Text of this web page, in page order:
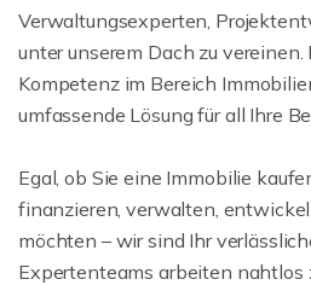
Verwaltungsexperten,
unter unserem Dach zu
Kompetenz im Bereich
umfassende Lösung für all Ihre
Egal, ob Sie eine Immobilie
finanzieren, verwalten,
möchten – wir sind Ihr
Expertenteams arbeiten nahtlos